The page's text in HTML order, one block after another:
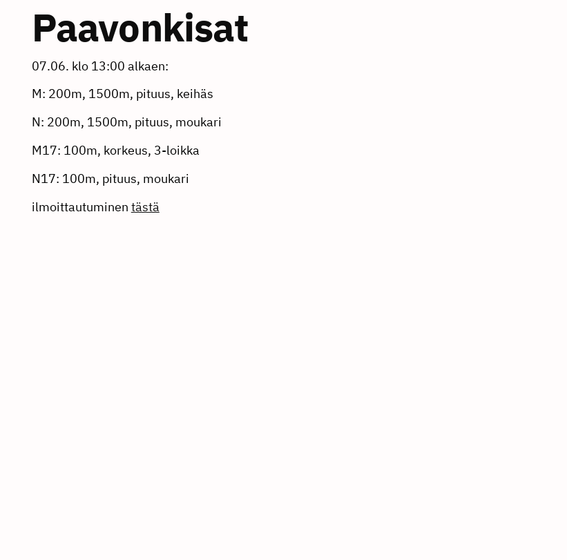
Paavonkisat
07.06. klo 13:00 alkaen:
M: 200m, 1500m, pituus, keihäs
N: 200m, 1500m, pituus, moukari
M17: 100m, korkeus, 3-loikka
N17: 100m, pituus, moukari
ilmoittautuminen tästä